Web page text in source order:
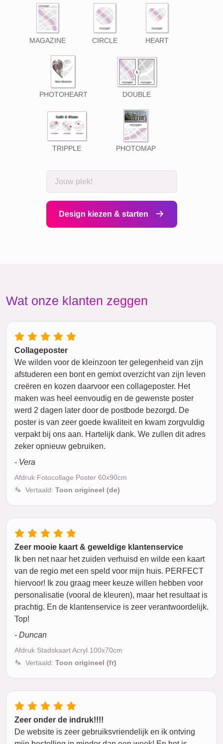
MAGAZINE CIRCLE HEART
PHOTOHEART DOUBLE
TRIPPLE PHOTOMAP
Design kiezen & starten
Wat onze klanten zeggen
Collageposter
We wilden voor de kleinzoon ter gelegenheid van zijn
afstuderen een bont en gemixt overzicht van zijn leven
creëren en kozen daarvoor een collageposter. Het
maken was heel eenvoudig en de gewenste poster
werd 2 dagen later door de postbode bezorgd. De
poster is van zeer goede kwaliteit en kwam zorgvuldig
verpakt bij ons aan. Hartelijk dank. We zullen dit adres
zeker opnieuw gebruiken.
- Vera
Afdruk Fotocollage Poster 60x90cm
Vertaald: Toon origineel (de)
Zeer mooie kaart & geweldige klantenservice
Ik ben net naar het zuiden verhuisd en wilde een kaart
van de regio met een speld voor mijn huis. PERFECT
hiervoor! Ik zou graag meer keuze willen hebben voor
personalisatie (vooral de kleuren), maar het resultaat is
prachtig. En de klantenservice is zeer verantwoordelijk.
Top!
- Duncan
Afdruk Stadskaart Acryl 100x70cm
Vertaald: Toon origineel (fr)
Zeer onder de indruk!!!!
De website is zeer gebruiksvriendelijk en ik ontving